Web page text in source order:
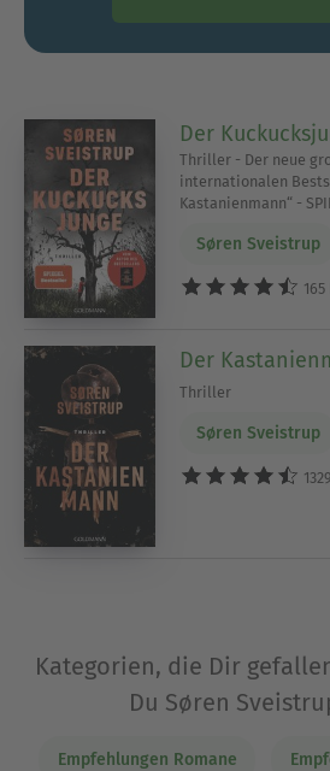
Der
Thriller - Der neue
internationalen
Kastanienmann“ -
Søren Sveistrup
Der
Thriller
Søren Sveistrup
Kategorien, die Dir
Du Søren
Empfehlungen Romane